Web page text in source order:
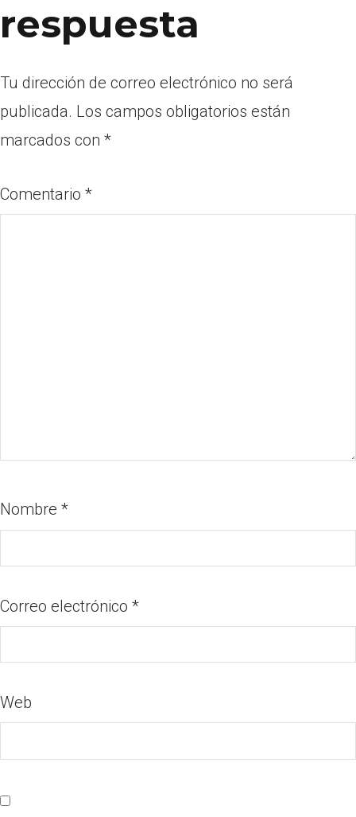
respuesta
Tu dirección de correo electrónico no será
publicada. Los campos obligatorios están
marcados con *
Comentario *
Nombre *
Correo electrónico *
Web